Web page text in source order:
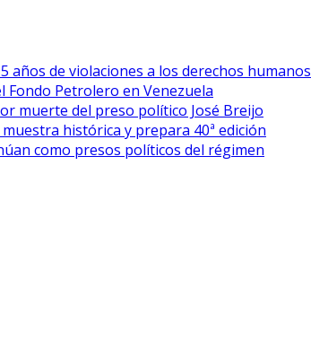
años de violaciones a los derechos humanos
Fondo Petrolero en Venezuela
muerte del preso político José Breijo
histórica y prepara 40ª edición
como presos políticos del régimen